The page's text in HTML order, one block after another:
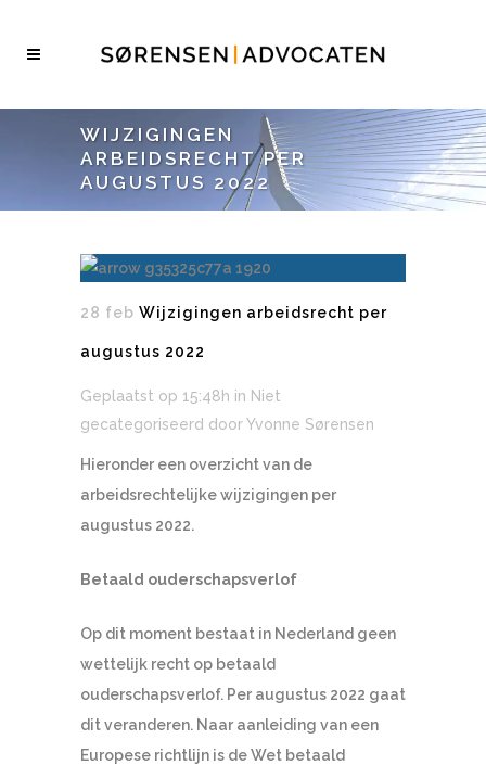
WIJZIGINGEN
ARBEIDSRECHT PER
AUGUSTUS 2022
28 feb Wijzigingen arbeidsrecht per
augustus 2022
Geplaatst op 15:48h in Niet
gecategoriseerd doorYvonne Sørensen
Hieronder een overzicht van de
arbeidsrechtelijke wijzigingen per
augustus 2022.
Betaald ouderschapsverlof
Op dit moment bestaat in Nederland geen
wettelijk recht op betaald
ouderschapsverlof. Per augustus 2022 gaat
dit veranderen. Naar aanleiding van een
Europese richtlijn is de Wet betaald